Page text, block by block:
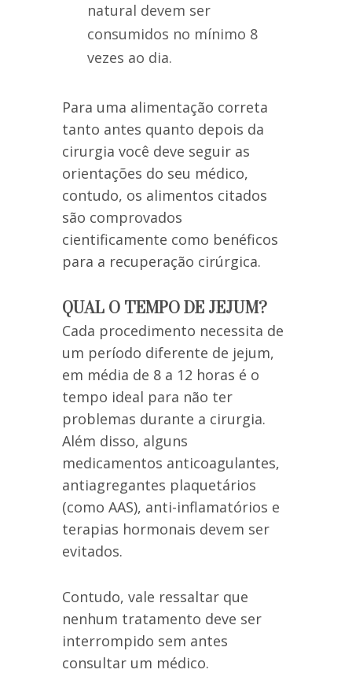
natural devem ser
consumidos no mínimo 8
vezes ao dia.
Para uma alimentação correta
tanto antes quanto depois da
cirurgia você deve seguir as
orientações do seu médico,
contudo, os alimentos citados
são comprovados
cientificamente como benéficos
para a recuperação cirúrgica.
QUAL O TEMPO DE JEJUM?
Cada procedimento necessita de
um período diferente de jejum,
em média de 8 a 12 horas é o
tempo ideal para não ter
problemas durante a cirurgia.
Além disso, alguns
medicamentos anticoagulantes,
antiagregantes plaquetários
(como AAS), anti-inflamatórios e
terapias hormonais devem ser
evitados.
Contudo, vale ressaltar que
nenhum tratamento deve ser
interrompido sem antes
consultar um médico.